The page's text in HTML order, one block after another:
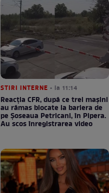
STIRI INTERNE • la 11:14
Reacția CFR, după ce trei mașini
au rămas blocate la bariera de
pe Șoseaua Petricani, în Pipera.
Au scos înregistrarea video